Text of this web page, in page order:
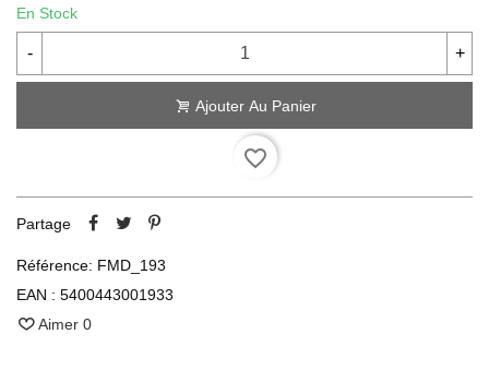
En Stock
- +
Ajouter Au Panier
favorite_border
Partage
Référence: FMD_193
EAN : 5400443001933
Aimer 0